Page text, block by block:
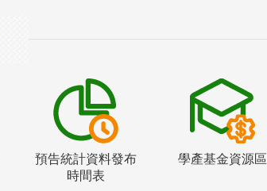
預告統計資料發布
時間表
學產基金資源區